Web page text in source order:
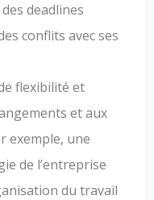
deadlines
conflits avec ses
flexibilité et
et aux
exemple, une
de l’entreprise
du travail